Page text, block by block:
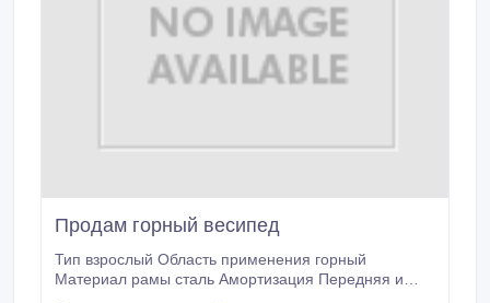
Обода: алюминиевый двухстенный Покрышки:
Продам горный весипед
Тип взрослый Область применения горный
Материал рамы сталь Амортизация Передняя и